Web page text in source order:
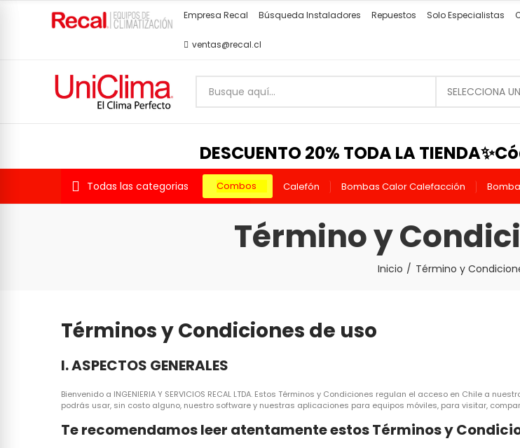
Empresa Recal Búsqueda Instaladores Repuestos Solo Especialistas
ventas@recal.cl
SELECCIONA
DESCUENTO 20% TODA LA
Todas las categorias Combos Calefón Bombas Calor Calefacción
Término y
Inicio Término y
Términos y Condiciones de uso
I. ASPECTOS GENERALES
Bienvenido a INGENIERIA Y SERVICIOS RECAL LTDA. Estos Términos y Condiciones regulan el acceso en Chile a
podrás usar, sin costo alguno, nuestro software y nuestras aplicaciones para equipos móviles, para visitar,
Te recomendamos leer atentamente estos Términos y